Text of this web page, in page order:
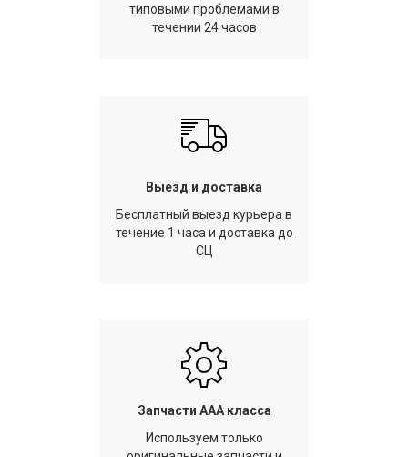
типовыми проблемами в
течении 24 часов
Выезд и доставка
Бесплатный выезд курьера в
течение 1 часа и доставка до
СЦ
Запчасти AAA класса
Используем только